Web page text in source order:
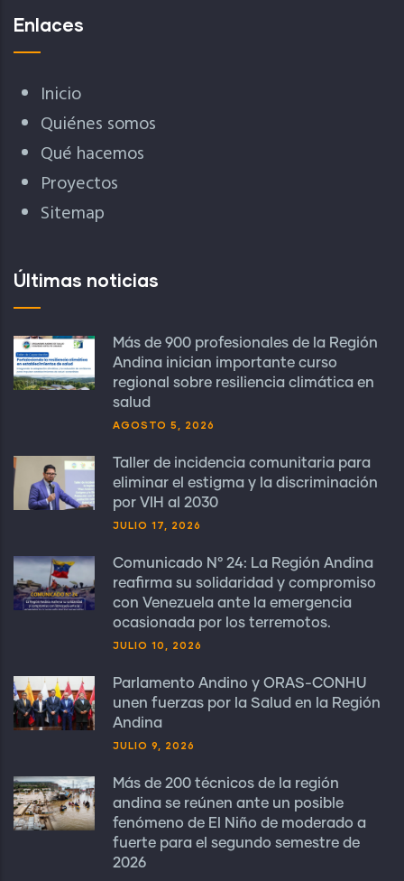
Enlaces
Inicio
Quiénes somos
Qué hacemos
Proyectos
Sitemap
Últimas noticias
Más de 900 profesionales de la Región
Andina inician importante curso
regional sobre resiliencia climática en
salud
AGOSTO 5, 2026
Taller de incidencia comunitaria para
eliminar el estigma y la discriminación
por VIH al 2030
JULIO 17, 2026
Comunicado N° 24: La Región Andina
reafirma su solidaridad y compromiso
con Venezuela ante la emergencia
ocasionada por los terremotos.
JULIO 10, 2026
Parlamento Andino y ORAS-CONHU
unen fuerzas por la Salud en la Región
Andina
JULIO 9, 2026
Más de 200 técnicos de la región
andina se reúnen ante un posible
fenómeno de El Niño de moderado a
fuerte para el segundo semestre de
2026